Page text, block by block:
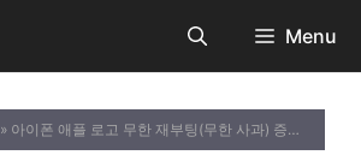
Menu
» 아이폰 애플 로고 무한 재부팅(무한 사과) 증상 강제 재부팅 및 DFU 복원